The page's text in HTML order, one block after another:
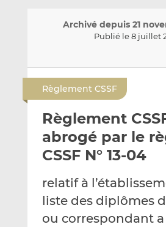
Archivé depuis 21
Publié le 8 juillet
y
e
r
p
r
e
m
a
g
e
r
u
r
L
a
g
e
r
u
r
F
Règlement CSSF
Règlement
abrogé par le
CSSF N° 13-04
relatif à
liste des diplômes
ou correspondant